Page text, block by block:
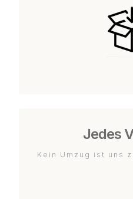
Jedes
Kein Umzug ist uns